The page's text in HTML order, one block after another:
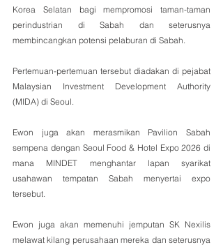
Korea Selatan bagi mempromosi taman-taman
perindustrian di Sabah dan seterusnya
membincangkan potensi pelaburan di Sabah.
Pertemuan-pertemuan tersebut diadakan di pejabat
Malaysian Investment Development Authority
(MIDA) di Seoul.
Ewon juga akan merasmikan Pavilion Sabah
sempena dengan Seoul Food & Hotel Expo 2026 di
mana MINDET menghantar lapan syarikat
usahawan tempatan Sabah menyertai expo
tersebut.
Ewon juga akan memenuhi jemputan SK Nexilis
melawat kilang perusahaan mereka dan seterusnya